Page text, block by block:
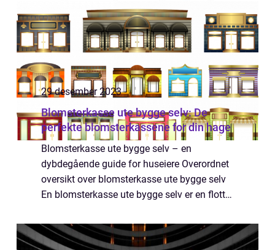
29 desember 2023
Blomsterkasse ute bygge selv: De
perfekte blomsterkassene for din hage
Blomsterkasse ute bygge selv – en
dybdegående guide for huseiere Overordnet
oversikt over blomsterkasse ute bygge selv
En blomsterkasse ute bygge selv er en flott
deg muligheten til å skape et blo...